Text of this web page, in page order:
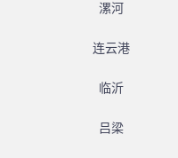
漯河
连云港
临沂
吕梁